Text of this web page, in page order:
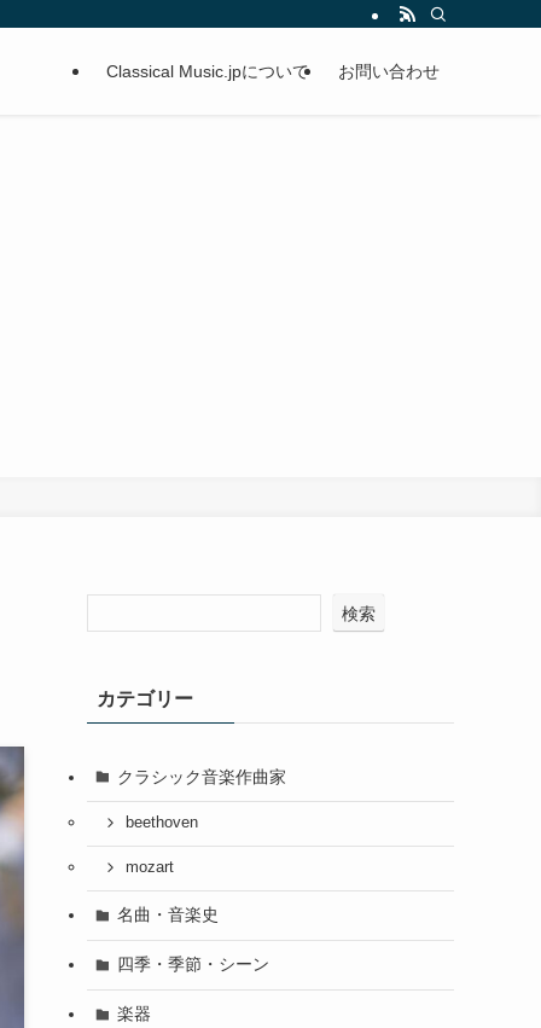
Classical Music.jpについて お問い合わせ
検索
カテゴリー
クラシック音楽作曲家
beethoven
mozart
名曲・音楽史
四季・季節・シーン
楽器